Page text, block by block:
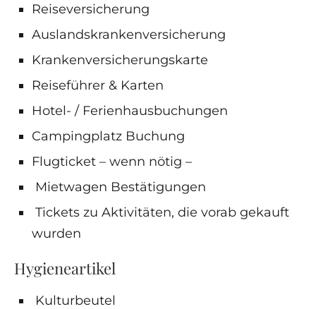
Reiseversicherung
Auslandskrankenversicherung
Krankenversicherungskarte
Reiseführer & Karten
Hotel- / Ferienhausbuchungen
Campingplatz Buchung
Flugticket – wenn nötig –
Mietwagen Bestätigungen
Tickets zu Aktivitäten, die vorab gekauft
wurden
Hygieneartikel
Kulturbeutel